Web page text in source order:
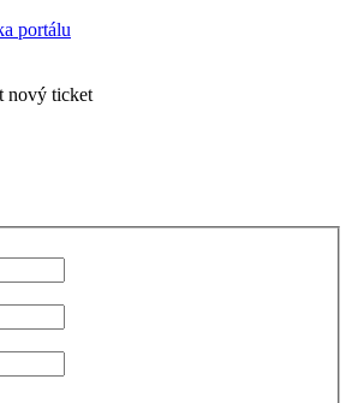
portálu
nový ticket